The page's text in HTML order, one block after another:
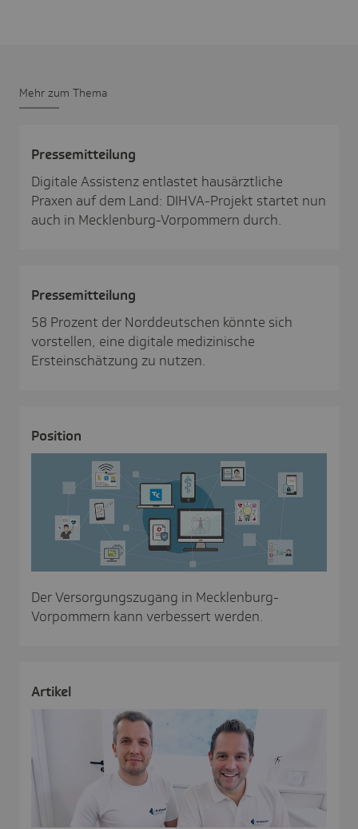
Mehr zum Thema
Pres­se­mit­tei­lung
Digitale Assistenz entlastet hausärztliche
Praxen auf dem Land: DIHVA-Projekt startet nun
auch in Mecklenburg-Vorpommern durch.
Pres­se­mit­tei­lung
58 Prozent der Norddeutschen könnte sich
vorstellen, eine digitale medizinische
Ersteinschätzung zu nutzen.
Posi­tion
Der Versorgungszugang in Mecklenburg-
Vorpommern kann verbessert werden.
Artikel